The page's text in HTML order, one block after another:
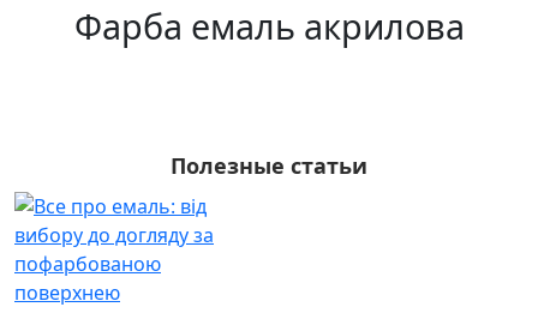
Фарба емаль акрилова
Полезные статьи